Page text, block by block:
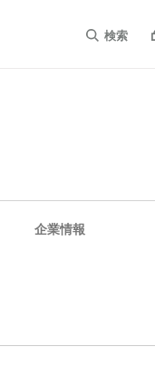
検索
企業情報